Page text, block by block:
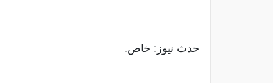
حدث نيوز: خاص.